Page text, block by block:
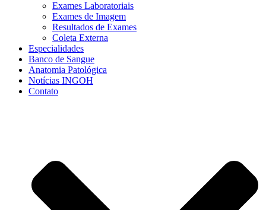
Exames Laboratoriais
Exames de Imagem
Resultados de Exames
Coleta Externa
Especialidades
Banco de Sangue
Anatomia Patológica
Notícias INGOH
Contato